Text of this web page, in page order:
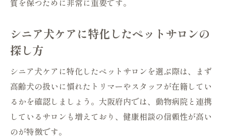
質を保つために非常に重要です。
シニア犬ケアに特化したペットサロンの
探し方
シニア犬ケアに特化したペットサロンを選ぶ際は、まず
高齢犬の扱いに慣れたトリマーやスタッフが在籍してい
るかを確認しましょう。大阪府内では、動物病院と連携
しているサロンも増えており、健康相談の信頼性が高い
のが特徴です。